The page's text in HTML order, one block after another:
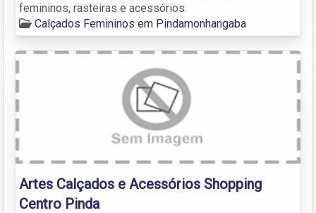
femininos, rasteiras e acessórios.
Calçados Femininos em Pindamonhangaba
Artes Calçados e Acessórios Shopping
Centro Pinda